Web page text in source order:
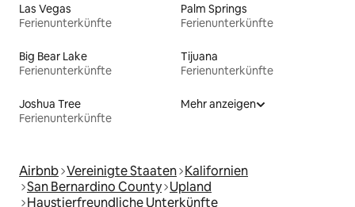
Las Vegas
Ferienunterkünfte
Palm Springs
Ferienunterkünfte
Big Bear Lake
Ferienunterkünfte
Tijuana
Ferienunterkünfte
Joshua Tree
Ferienunterkünfte
Mehr anzeigen
Airbnb Vereinigte Staaten Kalifornien
San Bernardino County Upland
Haustierfreundliche Unterkünfte